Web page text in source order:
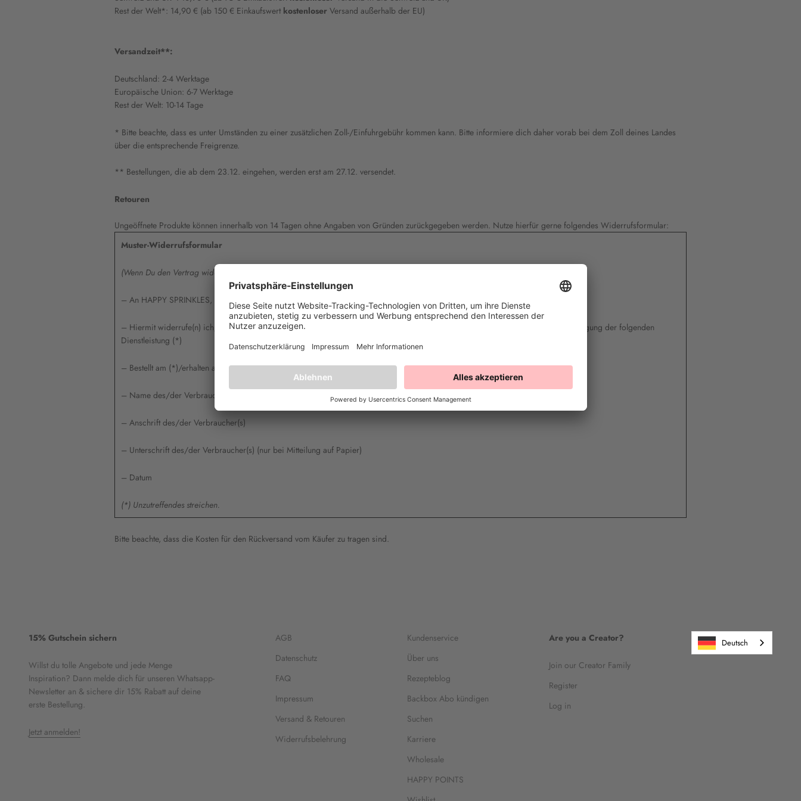
Rest der Welt*: 14,90 € (ab 150 € Einkaufswert kostenloser Versand außerhalb der EU)
Versandzeit**:
Deutschland: 2-4 Werktage
Europäische Union: 6-7 Werktage
Rest der Welt: 10-14 Tage
* Bitte beachte, dass es unter Umständen zu einer zusätzlichen Zoll-/Einfuhrgebühr kommen kann. Bitte informiere dich daher vorab bei dem Zoll deines Landes
über die entsprechende Freigrenze.
** Bestellungen, die ab dem 23.12. eingehen, werden erst am 27.12. versendet.
Retouren
Ungeöffnete Produkte können innerhalb von 14 Tagen ohne Angaben von Gründen zurückgegeben werden. Nutze hierfür gerne folgendes Widerrufsformular:
Muster-Widerrufsformular
(Wenn Du den Vertrag widerrufen willst, dann fülle bitte dieses Formular aus und sende es zurück.)
– An HAPPY SPRINKLES, Siemensstr. 24, 49770 Herzlake, info@happysprinkles.com, Deutschland
– Hiermit widerrufe(n) ich/wir (*) den von mir/uns (*) abgeschlossenen Vertrag über den Kauf der folgenden Waren (*)/die Erbringung der folgenden
Dienstleistung (*)
– Bestellt am (*)/erhalten am (*)
– Name des/der Verbraucher(s)
– Anschrift des/der Verbraucher(s)
– Unterschrift des/der Verbraucher(s) (nur bei Mitteilung auf Papier)
– Datum
(*) Unzutreffendes streichen.
Bitte beachte, dass die Kosten für den Rückversand vom Käufer zu tragen sind.
15% Gutschein sichern
Willst du tolle Angebote und jede Menge
Inspiration? Dann melde dich für unseren Whatsapp-
Newsletter an & sichere dir 15% Rabatt auf deine
erste Bestellung.
Jetzt anmelden!
AGB
Datenschutz
FAQ
Impressum
Versand & Retouren
Widerrufsbelehrung
Kundenservice
Über uns
Rezepteblog
Backbox Abo kündigen
Suchen
Karriere
Wholesale
HAPPY POINTS
Are you a Creator?
Join our Creator Family
Register
Log in
Deutsch